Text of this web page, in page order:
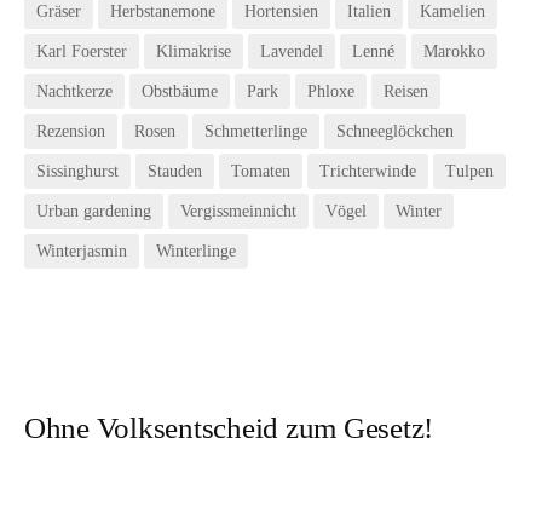
Gräser Herbstanemone Hortensien Italien Kamelien
Karl Foerster Klimakrise Lavendel Lenné Marokko
Nachtkerze Obstbäume Park Phloxe Reisen
Rezension Rosen Schmetterlinge Schneeglöckchen
Sissinghurst Stauden Tomaten Trichterwinde Tulpen
Urban gardening Vergissmeinnicht Vögel Winter
Winterjasmin Winterlinge
Ohne Volksentscheid zum Gesetz!